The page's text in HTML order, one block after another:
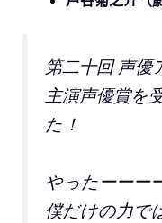
第二十回 声優
主演声優賞を
た！
やったーーー
僕だけの力で